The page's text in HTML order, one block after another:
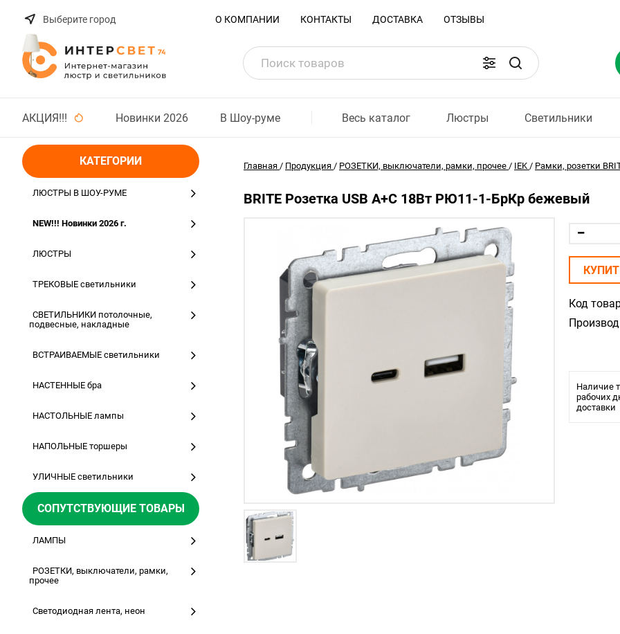
Выберите город О КОМПАНИИ КОНТАКТЫ ДОСТАВКА ОТЗЫВЫ
АКЦИЯ!!! Новинки 2026 В Шоу-руме Весь каталог Люстры Светильники
КАТЕГОРИИ
ЛЮСТРЫ В ШОУ-РУМЕ
NEW!!! Новинки 2026 г.
ЛЮСТРЫ
ТРЕКОВЫЕ светильники
СВЕТИЛЬНИКИ потолочные,
подвесные, накладные
ВСТРАИВАЕМЫЕ светильники
НАСТЕННЫЕ бра
НАСТОЛЬНЫЕ лампы
НАПОЛЬНЫЕ торшеры
УЛИЧНЫЕ светильники
СОПУТСТВУЮЩИЕ ТОВАРЫ
ЛАМПЫ
РОЗЕТКИ, выключатели, рамки,
прочее
Светодиодная лента, неон
Главная / Продукция / РОЗЕТКИ, выключатели, рамки, прочее / IEK / Рамки, розетки
BRITE Розетка USB A+C 18Вт РЮ11-1-БрКр бежевый
Код
Наличие
рабочих
доставки